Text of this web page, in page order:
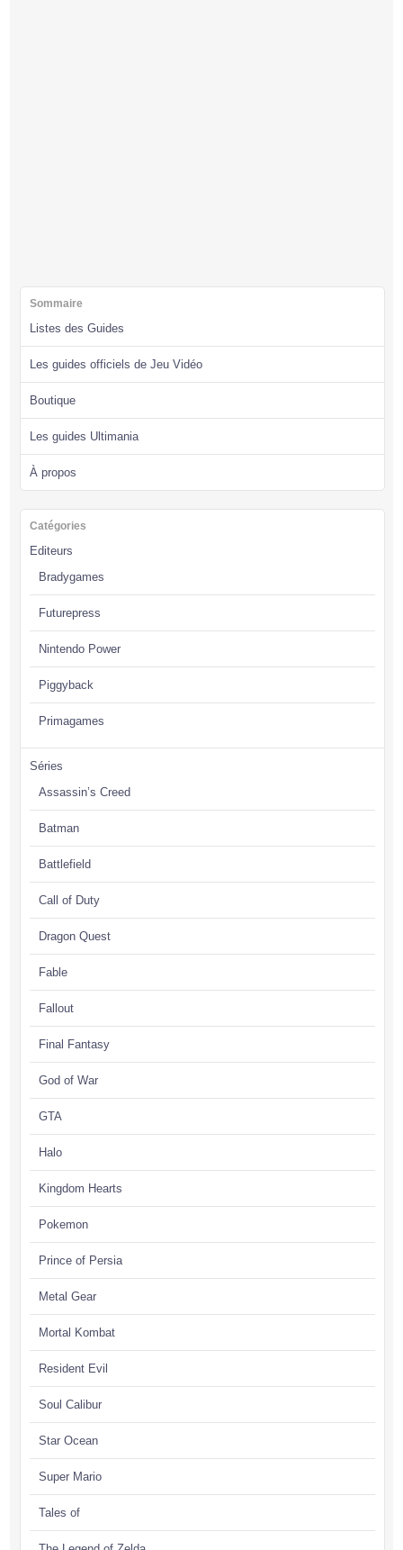
Sommaire
Listes des Guides
Les guides officiels de Jeu Vidéo
Boutique
Les guides Ultimania
À propos
Catégories
Editeurs
Bradygames
Futurepress
Nintendo Power
Piggyback
Primagames
Séries
Assassin’s Creed
Batman
Battlefield
Call of Duty
Dragon Quest
Fable
Fallout
Final Fantasy
God of War
GTA
Halo
Kingdom Hearts
Pokemon
Prince of Persia
Metal Gear
Mortal Kombat
Resident Evil
Soul Calibur
Star Ocean
Super Mario
Tales of